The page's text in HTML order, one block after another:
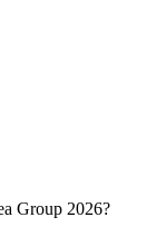
Group 2026?